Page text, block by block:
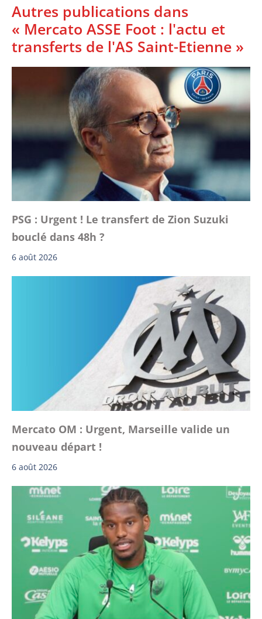
Autres publications dans
« Mercato ASSE Foot : l'actu et
transferts de l'AS Saint-Etienne »
PSG : Urgent ! Le transfert de Zion Suzuki
bouclé dans 48h ?
6 août 2026
Mercato OM : Urgent, Marseille valide un
nouveau départ !
6 août 2026